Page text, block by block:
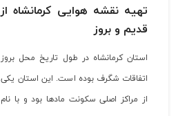
تهیه نقشه هوایی کرمانشاه از
قدیم و بروز
استان کرمانشاه در طول تاریخ محل بروز
اتفاقات شگرف بوده است. این استان یکی
از مراکز اصلی سکونت مادها بود و با نام